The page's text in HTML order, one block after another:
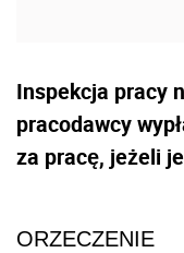
Inspekcja pracy
pracodawcy
za pracę, jeżeli
ORZECZENIE